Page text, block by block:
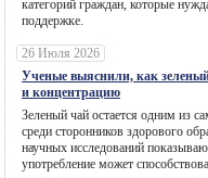
категорий граждан, которые
поддержке.
26 Июля 2026
Ученые выяснили, как
и концентрацию
Зеленый чай остается одним из
среди сторонников здорового
научных исследований
употребление может